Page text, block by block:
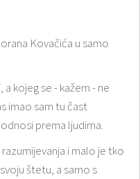
Kovačića u samo
kojeg se - kažem - ne
imao sam tu čast
prema ljudima.
i malo je tko
štetu, a samo s